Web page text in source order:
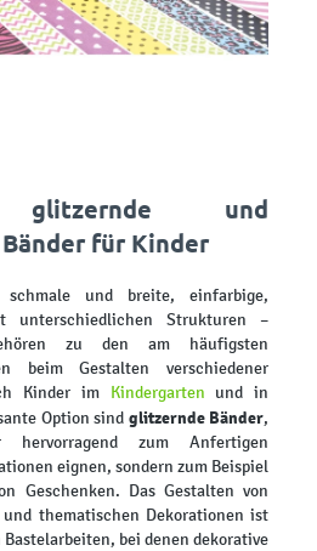
glitzernde und
für Kinder
schmale und breite, einfarbige,
unterschiedlichen Strukturen –
zu den am häufigsten
beim Gestalten verschiedener
Kinder im Kindergarten und in
Option sind glitzernde Bänder,
zum Anfertigen
eignen, sondern zum Beispiel
Geschenken. Das Gestalten von
thematischen Dekorationen ist
bei denen dekorative